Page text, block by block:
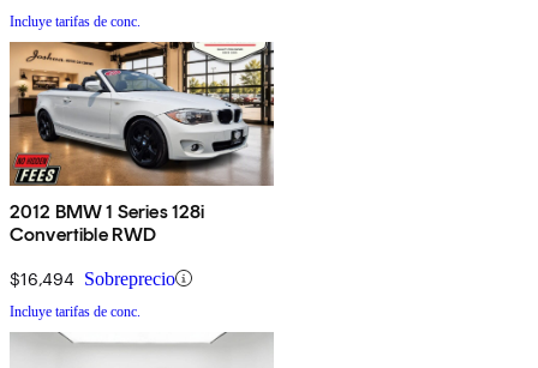
Incluye tarifas de conc.
2012 BMW 1 Series 128i
Convertible RWD
$16,494 Sobreprecio
Incluye tarifas de conc.